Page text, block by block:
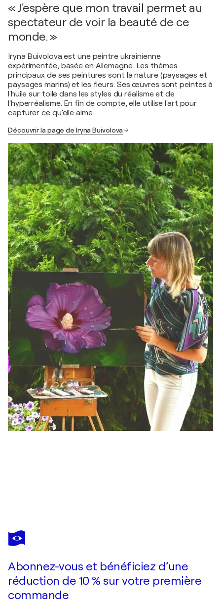
« J'espère que mon travail permet au
spectateur de voir la beauté de ce
monde. »
Iryna Buivolova est une peintre ukrainienne
expérimentée, basée en Allemagne. Les thèmes
principaux de ses peintures sont la nature (paysages et
paysages marins) et les fleurs. Ses œuvres sont peintes à
l'huile sur toile dans les styles du réalisme et de
l'hyperréalisme. En fin de compte, elle utilise l'art pour
capturer ce qu'elle aime.
Découvrir la page de Iryna Buivolova
IRYNA BUIVOLOVA
The Gold of the Fading Day
Abonnez-vous et bénéficiez d’une
réduction de 10 % sur votre première
commande